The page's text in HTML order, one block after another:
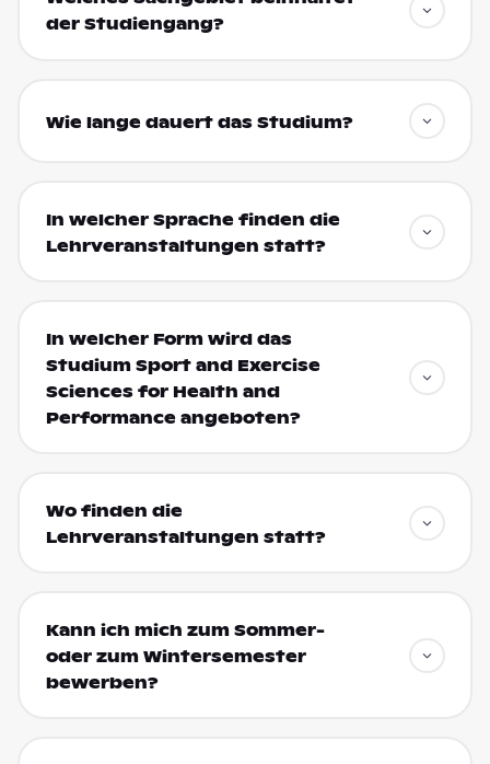
der Studiengang?
Wie lange dauert das Studium?
In welcher Sprache finden die
Lehrveranstaltungen statt?
In welcher Form wird das
Studium Sport and Exercise
Sciences for Health and
Performance angeboten?
Wo finden die
Lehrveranstaltungen statt?
Kann ich mich zum Sommer-
oder zum Wintersemester
bewerben?